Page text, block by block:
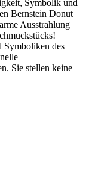
Symbolik und
Bernstein Donut
Ausstrahlung
Symboliken des
Sie stellen keine